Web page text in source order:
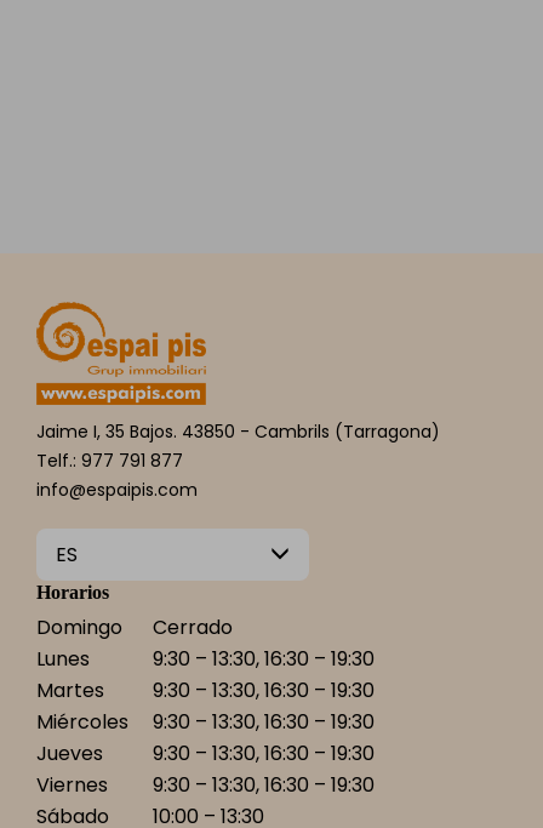
Jaime I, 35 Bajos. 43850 - Cambrils (Tarragona)
Telf.: 977 791 877
info@espaipis.com
ES
Horarios
Domingo
Cerrado
Lunes
9:30 – 13:30, 16:30 – 19:30
Martes
9:30 – 13:30, 16:30 – 19:30
Miércoles
9:30 – 13:30, 16:30 – 19:30
Jueves
9:30 – 13:30, 16:30 – 19:30
Viernes
9:30 – 13:30, 16:30 – 19:30
Sábado
10:00 – 13:30